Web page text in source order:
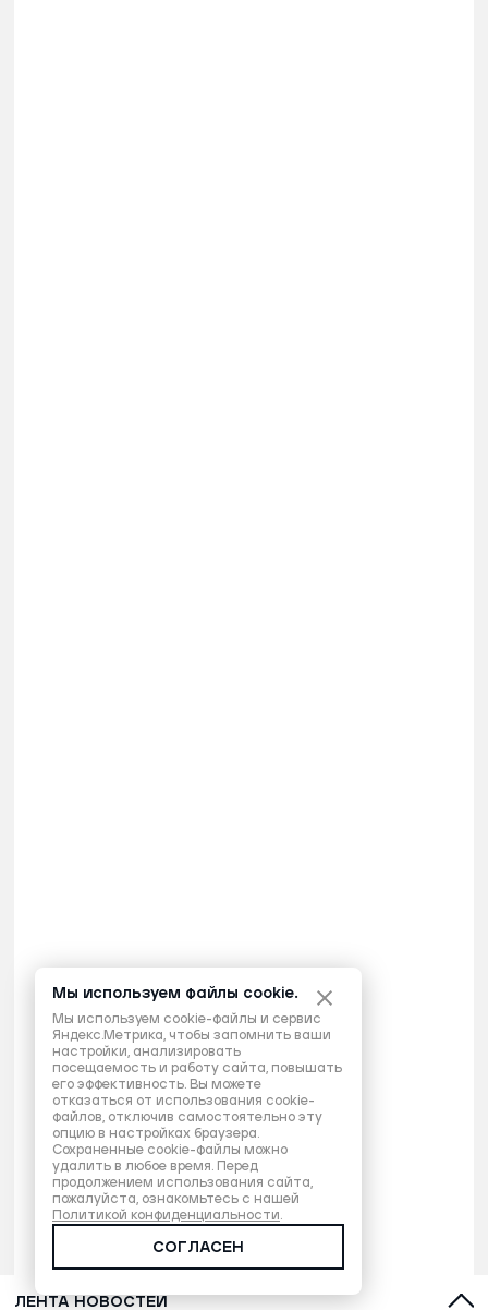
ЛЕНТА НОВОСТЕЙ
Мы используем файлы cookie.
Мы используем cookie-файлы и сервис
Яндекс.Метрика, чтобы запомнить ваши
настройки, анализировать
посещаемость и работу сайта, повышать
его эффективность. Вы можете
отказаться от использования cookie-
файлов, отключив самостоятельно эту
опцию в настройках браузера.
Сохраненные cookie-файлы можно
удалить в любое время. Перед
продолжением использования сайта,
пожалуйста, ознакомьтесь с нашей
Политикой конфиденциальности.
СОГЛАСЕН